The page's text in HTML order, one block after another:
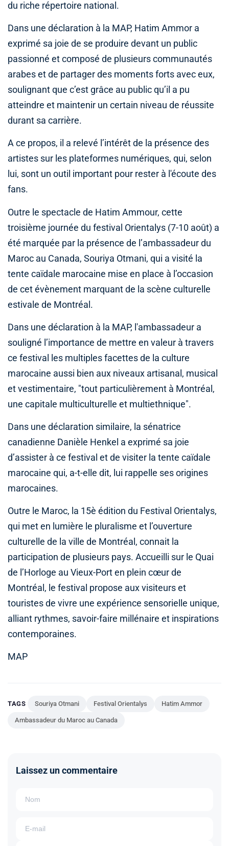
du riche répertoire national.
Dans une déclaration à la MAP, Hatim Ammor a
exprimé sa joie de se produire devant un public
passionné et composé de plusieurs communautés
arabes et de partager des moments forts avec eux,
soulignant que c’est grâce au public qu’il a pu
atteindre et maintenir un certain niveau de réussite
durant sa carrière.
A ce propos, il a relevé l’intérêt de la présence des
artistes sur les plateformes numériques, qui, selon
lui, sont un outil important pour rester à l'écoute des
fans.
Outre le spectacle de Hatim Ammour, cette
troisième journée du festival Orientalys (7-10 août) a
été marquée par la présence de l’ambassadeur du
Maroc au Canada, Souriya Otmani, qui a visité la
tente caïdale marocaine mise en place à l’occasion
de cet évènement marquant de la scène culturelle
estivale de Montréal.
Dans une déclaration à la MAP, l'ambassadeur a
souligné l’importance de mettre en valeur à travers
ce festival les multiples facettes de la culture
marocaine aussi bien aux niveaux artisanal, musical
et vestimentaire, "tout particulièrement à Montréal,
une capitale multiculturelle et multiethnique".
Dans une déclaration similaire, la sénatrice
canadienne Danièle Henkel a exprimé sa joie
d’assister à ce festival et de visiter la tente caïdale
marocaine qui, a-t-elle dit, lui rappelle ses origines
marocaines.
Outre le Maroc, la 15è édition du Festival Orientalys,
qui met en lumière le pluralisme et l’ouverture
culturelle de la ville de Montréal, connait la
participation de plusieurs pays. Accueilli sur le Quai
de l’Horloge au Vieux-Port en plein cœur de
Montréal, le festival propose aux visiteurs et
touristes de vivre une expérience sensorielle unique,
alliant rythmes, savoir-faire millénaire et inspirations
contemporaines.
MAP
TAGS Souriya Otmani Festival Orientalys Hatim Ammor
Ambassadeur du Maroc au Canada
Laissez un commentaire